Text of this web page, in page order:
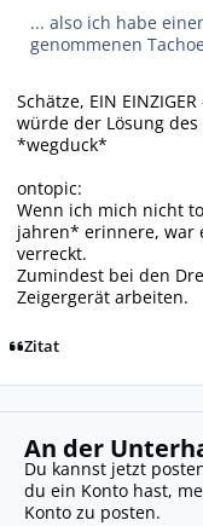
... also ich habe
genommenen
Schätze, EIN
würde der Lösung
*wegduck*
ontopic:
Wenn ich mich nicht
jahren* erinnere, war
verreckt.
Zumindest bei den
Zeigergerät arbeiten.
Zitat
An der
Du kannst jetzt
du ein Konto hast,
Konto zu posten.